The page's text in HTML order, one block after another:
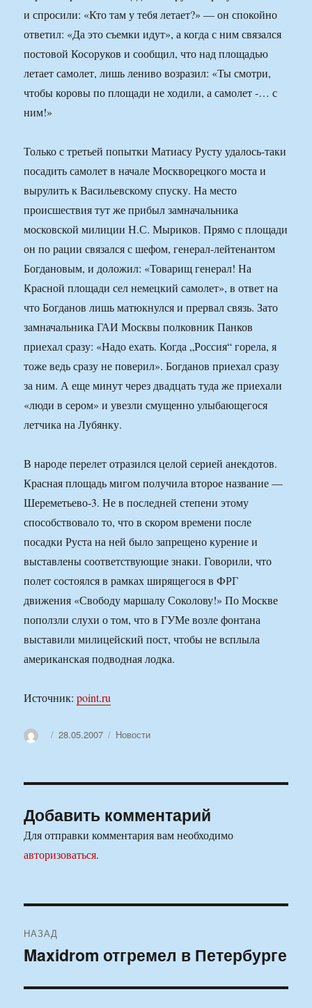
и спросили: «Кто там у тебя летает?» — он спокойно
ответил: «Да это съемки идут», а когда с ним связался
постовой Косоруков и сообщил, что над площадью
летает самолет, лишь лениво возразил: «Ты смотри,
чтобы коровы по площади не ходили, а самолет -… с
ним!»
Только с третьей попытки Матиасу Русту удалось-таки
посадить самолет в начале Москворецкого моста и
вырулить к Васильевскому спуску. На место
происшествия тут же прибыл замначальника
московской милиции Н.С. Мыриков. Прямо с площади
он по рации связался с шефом, генерал-лейтенантом
Богдановым, и доложил: «Товарищ генерал! На
Красной площади сел немецкий самолет», в ответ на
что Богданов лишь матюкнулся и прервал связь. Зато
замначальника ГАИ Москвы полковник Панков
приехал сразу: «Надо ехать. Когда „Россия“ горела, я
тоже ведь сразу не поверил». Богданов приехал сразу
за ним. А еще минут через двадцать туда же приехали
«люди в сером» и увезли смущенно улыбающегося
летчика на Лубянку.
В народе перелет отразился целой серией анекдотов.
Красная площадь мигом получила второе название —
Шереметьево-3. Не в последней степени этому
способствовало то, что в скором времени после
посадки Руста на ней было запрещено курение и
выставлены соответствующие знаки. Говорили, что
полет состоялся в рамках ширящегося в ФРГ
движения «Свободу маршалу Соколову!» По Москве
поползли слухи о том, что в ГУМе возле фонтана
выставили милицейский пост, чтобы не всплыла
американская подводная лодка.
Источник:point.ru
АвторОпубликовано
28.05.2007 Рубрики
Новости
Добавить комментарий
Для отправки комментария вам необходимо
авторизоваться.
по
НАЗАД
Предыдущая
Maxidrom отгремел в Петербурге